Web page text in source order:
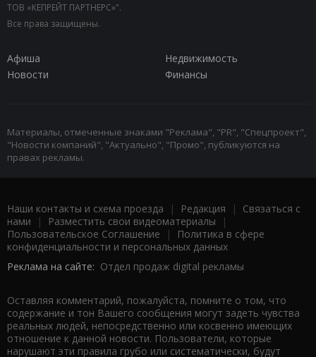
ТОВ «КЕПРЕЙТ ПАРТНЕРС»".
Все права защищены.
Афиша
Недвижимость
Новости
Финансы
Материалы, отмеченные знаками "Реклама", "PR", "Спецпроект",
"Новости компаний", "Актуально", "Промо", публикуются на
правах рекламы.
Наши контакты и схема проезда | Редакция | Связаться с
нами | Разместить свои видеоматериалы |
Пользовательское Соглашение |
Политика в сфере
конфиденциальности и персональных данных
Реклама на сайте: Отдел продаж digital рекламы
Оставляя комментарий, пожалуйста, помните о том, что
содержание и тон Вашего сообщения могут задеть чувства
реальных людей, непосредственно или косвенно имеющих
отношение к данной новости. Пользователи, которые
нарушают эти правила грубо или систематически, будут